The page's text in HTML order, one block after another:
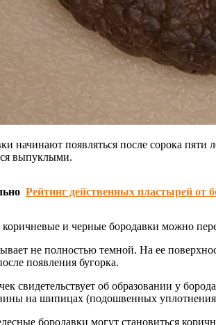
начинают появляться после сорока
выпуклыми.
Рейтинг действенных пластырей от
и черные бородавки можно
не полностью темной. На ее
появления бугорка.
свидетельствует об образовании у
на шипицах (подошвенных
бородавки могут становиться